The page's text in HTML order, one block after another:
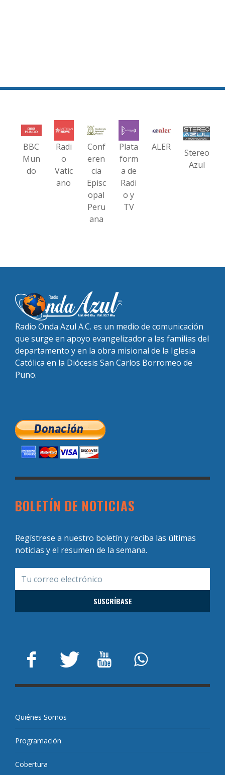
BBC
Mun
do
Radi
o
Vatic
ano
Conf
eren
cia
Episc
opal
Peru
ana
Plata
form
a de
Radi
o y
TV
ALER
Stereo
Azul
Radio Onda Azul A.C. es un medio de comunicación
que surge en apoyo evangelizador a las familias del
departamento y en la obra misional de la Iglesia
Católica en la Diócesis San Carlos Borromeo de
Puno.
BOLETÍN DE NOTICIAS
Regístrese a nuestro boletín y reciba las últimas
noticias y el resumen de la semana.
Quiénes Somos
Programación
Cobertura